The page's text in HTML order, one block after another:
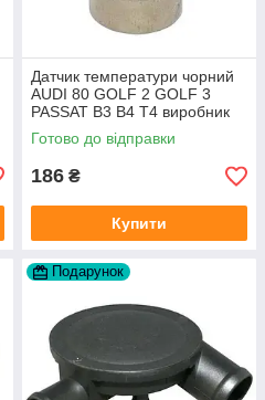
Датчик температури чорний
AUDI 80 GOLF 2 GOLF 3
PASSAT B3 B4 T4 виробник
TOPRAN Німеччина
Готово до відправки
186 ₴
Купити
Подарунок